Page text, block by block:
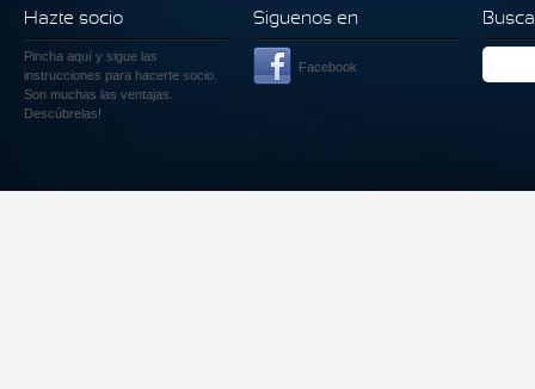
Hazte socio
Pincha aquí y sigue las
instrucciones para hacerte socio.
Son muchas las ventajas.
Descúbrelas!
Siguenos en
Facebook